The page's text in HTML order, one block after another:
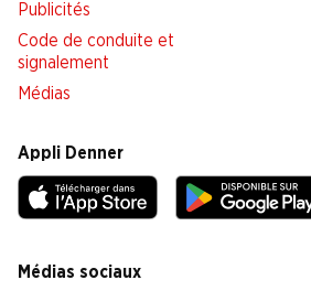
Publicités
Code de conduite et
signalement
Médias
Appli Denner
Médias sociaux